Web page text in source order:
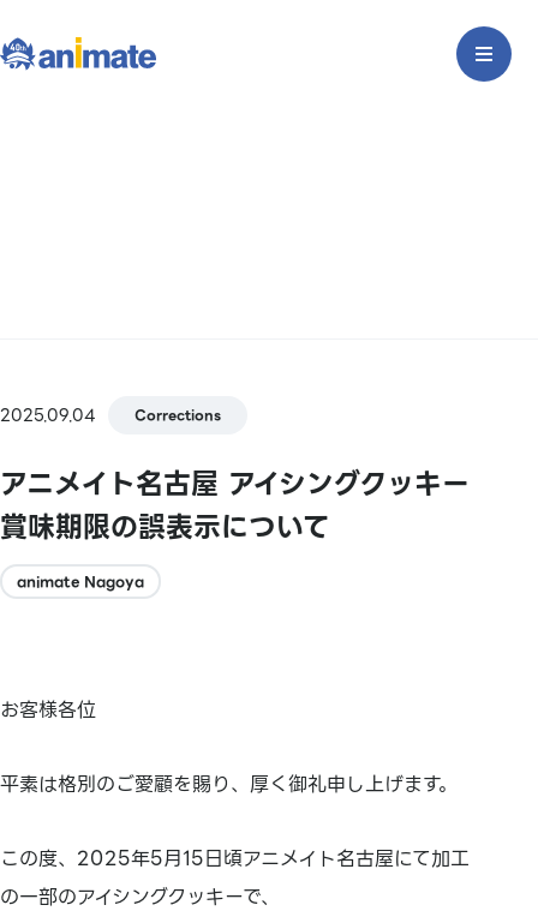
2025.09.04 Corrections
アニメイト名古屋 アイシングクッキー
賞味期限の誤表示について
animate Nagoya
お客様各位
平素は格別のご愛顧を賜り、厚く御礼申し上げます。
この度、2025年5月15日頃アニメイト名古屋にて加工
の一部のアイシングクッキーで、